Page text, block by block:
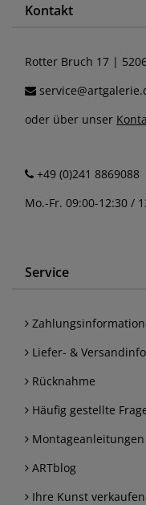
Kontakt
Rotter Bruch 17 |
oder über unser
+49 (0)241 8869088
Mo.-Fr. 09:00-12:30 /
Service
Liefer- &
Rücknahme
Häufig gestellte
Montageanleitungen
ARTblog
Ihre Kunst verkaufen